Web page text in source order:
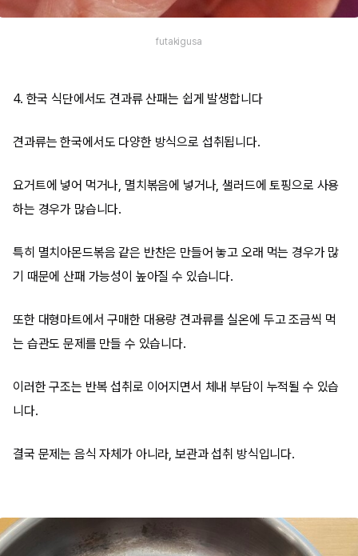
futakigusa
4. 한국 식단에서도 견과류 산패는 쉽게 발생합니다
견과류는 한국에서도 다양한 방식으로 섭취됩니다.
요거트에 넣어 먹거나, 멸치볶음에 넣거나, 샐러드에 토핑으로 사용
하는 경우가 많습니다.
특히 멸치아몬드볶음 같은 반찬은 만들어 놓고 오래 먹는 경우가 많
기 때문에 산패 가능성이 높아질 수 있습니다.
또한 대형마트에서 구매한 대용량 견과류를 실온에 두고 조금씩 먹
는 습관도 문제를 만들 수 있습니다.
이러한 구조는 반복 섭취로 이어지면서 체내 부담이 누적될 수 있습
니다.
결국 문제는 음식 자체가 아니라, 보관과 섭취 방식입니다.